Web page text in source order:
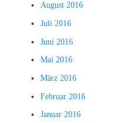
August 2016
Juli 2016
Juni 2016
Mai 2016
März 2016
Februar 2016
Januar 2016